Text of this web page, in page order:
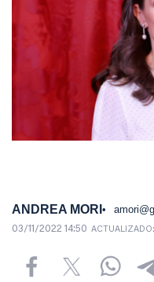
ANDREA MORI
03/11/2022 14:50 ACTUALIZADO: